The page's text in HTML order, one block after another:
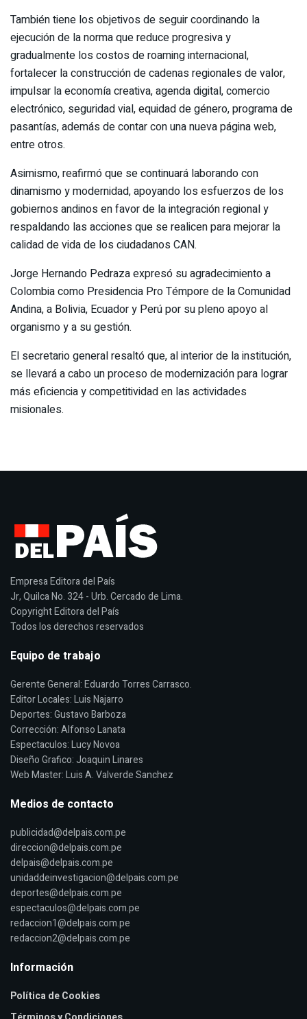
También tiene los objetivos de seguir coordinando la
ejecución de la norma que reduce progresiva y
gradualmente los costos de roaming internacional,
fortalecer la construcción de cadenas regionales de valor,
impulsar la economía creativa, agenda digital, comercio
electrónico, seguridad vial, equidad de género, programa de
pasantías, además de contar con una nueva página web,
entre otros.
Asimismo, reafirmó que se continuará laborando con
dinamismo y modernidad, apoyando los esfuerzos de los
gobiernos andinos en favor de la integración regional y
respaldando las acciones que se realicen para mejorar la
calidad de vida de los ciudadanos CAN.
Jorge Hernando Pedraza expresó su agradecimiento a
Colombia como Presidencia Pro Témpore de la Comunidad
Andina, a Bolivia, Ecuador y Perú por su pleno apoyo al
organismo y a su gestión.
El secretario general resaltó que, al interior de la institución,
se llevará a cabo un proceso de modernización para lograr
más eficiencia y competitividad en las actividades
misionales.
Empresa Editora del País
Jr, Quilca No. 324 - Urb. Cercado de Lima.
Copyright Editora del País
Todos los derechos reservados
Equipo de trabajo
Gerente General: Eduardo Torres Carrasco.
Editor Locales: Luis Najarro
Deportes: Gustavo Barboza
Corrección: Alfonso Lanata
Espectaculos: Lucy Novoa
Diseño Grafico: Joaquin Linares
Web Master: Luis A. Valverde Sanchez
Medios de contacto
publicidad@delpais.com.pe
direccion@delpais.com.pe
delpais@delpais.com.pe
unidaddeinvestigacion@delpais.com.pe
deportes@delpais.com.pe
espectaculos@delpais.com.pe
redaccion1@delpais.com.pe
redaccion2@delpais.com.pe
Información
Política de Cookies